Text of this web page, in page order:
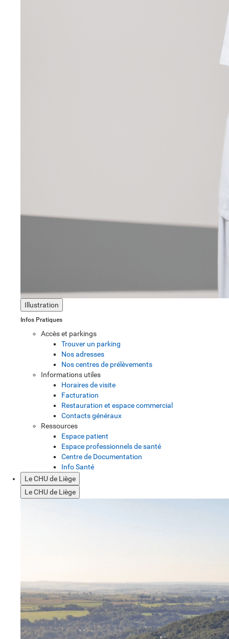
Illustration
Infos Pratiques
Accès et parkings
Trouver un parking
Nos adresses
Nos centres de prélèvements
Informations utiles
Horaires de visite
Facturation
Restauration et espace commercial
Contacts généraux
Ressources
Espace patient
Espace professionnels de santé
Centre de Documentation
Info Santé
Le CHU de Liège
Le CHU de Liège